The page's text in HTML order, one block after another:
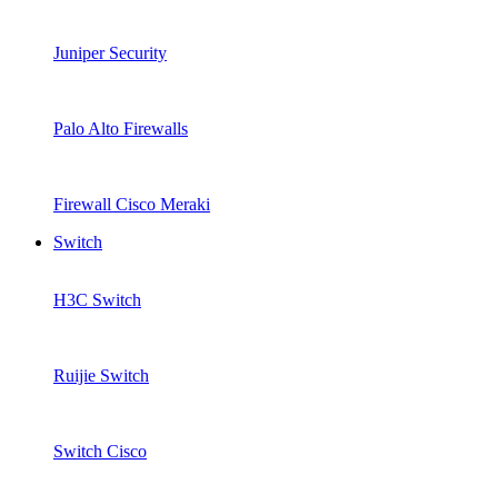
Juniper Security
Palo Alto Firewalls
Firewall Cisco Meraki
Switch
H3C Switch
Ruijie Switch
Switch Cisco